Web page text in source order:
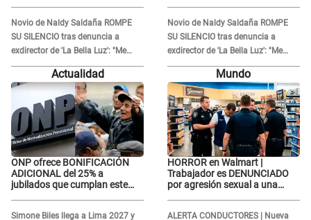
'acto bochornoso': "No es justo
atacar a otra mujer"
Novio de Naldy Saldaña ROMPE
SU SILENCIO tras denuncia a
exdirector de 'La Bella Luz': "Me
basta con que ella esté bien"
'acto bochornoso': "No es justo
atacar a otra mujer"
Novio de Naldy Saldaña ROMPE
SU SILENCIO tras denuncia a
exdirector de 'La Bella Luz': "Me
basta con que ella esté bien"
Actualidad
ONP ofrece BONIFICACIÓN
ADICIONAL del 25% a
jubilados que cumplan este
Simone Biles llega a Lima 2027 y
Mundo
HORROR en Walmart |
Trabajador es DENUNCIADO
por agresión sexual a una
ALERTA CONDUCTORES | Nueva